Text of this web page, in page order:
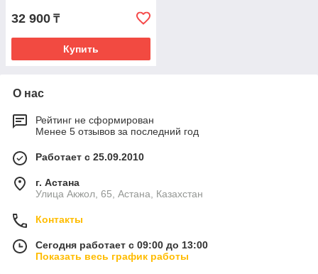
32 900 ₸
Купить
О нас
Рейтинг не сформирован
Менее 5 отзывов за последний год
Работает с 25.09.2010
г. Астана
Улица Акжол, 65, Астана, Казахстан
Контакты
Сегодня работает с 09:00 до 13:00
Показать весь график работы